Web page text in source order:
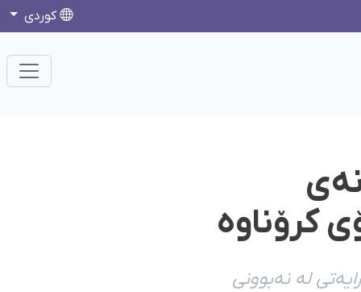
كوردی
کرۆناوە
لە نەبوونی